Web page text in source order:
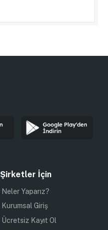
Şirketler İçin
Neler Yaparız?
Kurumsal Giriş
Ücretsiz Kayıt Ol